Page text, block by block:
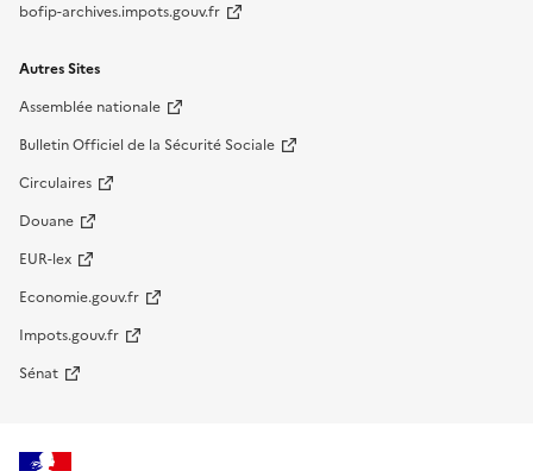
bofip-archives.impots.gouv.fr
Autres Sites
Assemblée nationale
Bulletin Officiel de la Sécurité Sociale
Circulaires
Douane
EUR-lex
Economie.gouv.fr
Impots.gouv.fr
Sénat